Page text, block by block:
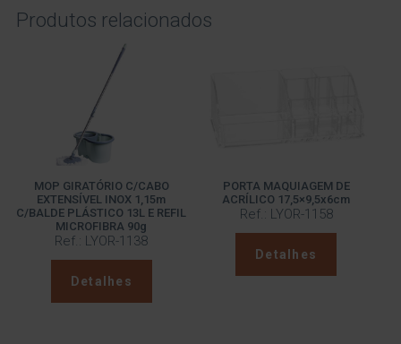
Produtos relacionados
MOP GIRATÓRIO C/CABO
EXTENSÍVEL INOX 1,15m
C/BALDE PLÁSTICO 13L E REFIL
MICROFIBRA 90g
Ref.: LYOR-1138
Detalhes
PORTA MAQUIAGEM DE
ACRÍLICO 17,5×9,5x6cm
Ref.: LYOR-1158
Detalhes